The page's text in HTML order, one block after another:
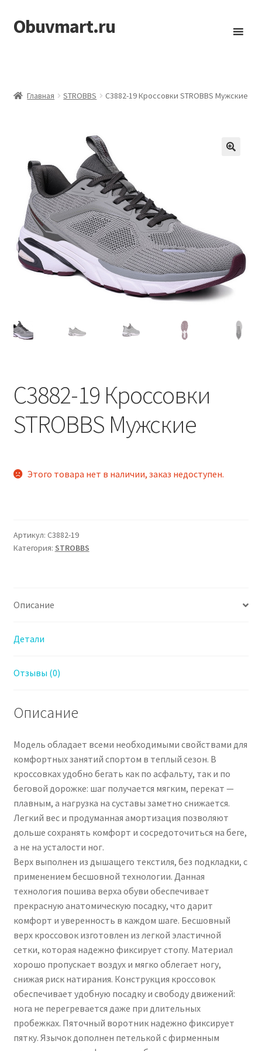
Перейти
к
Перейти
к
Obuvmart.ru
Главная STROBBS C3882-19 Кроссовки STROBBS Мужские
C3882-19 Кроссовки
STROBBS Мужские
Этого товара нет в наличии, заказ недоступен.
Артикул: C3882-19
Категория: STROBBS
Описание
Детали
Отзывы (0)
Описание
Модель обладает всеми необходимыми свойствами для
комфортных занятий спортом в теплый сезон. В
кроссовках удобно бегать как по асфальту, так и по
беговой дорожке: шаг получается мягким, перекат —
плавным, а нагрузка на суставы заметно снижается.
Легкий вес и продуманная амортизация позволяют
дольше сохранять комфорт и сосредоточиться на беге,
а не на усталости ног.
Верх выполнен из дышащего текстиля, без подкладки, с
применением бесшовной технологии. Данная
технология пошива верха обуви обеспечивает
прекрасную анатомическую посадку, что дарит
комфорт и уверенность в каждом шаге. Бесшовный
верх кроссовок изготовлен из легкой эластичной
сетки, которая надежно фиксирует стопу. Материал
хорошо пропускает воздух и мягко облегает ногу,
снижая риск натирания. Конструкция кроссовок
обеспечивает удобную посадку и свободу движений:
нога не перегревается даже при длительных
пробежках. Пяточный воротник надежно фиксирует
пятку. Язычок дополнен петелькой с фирменным